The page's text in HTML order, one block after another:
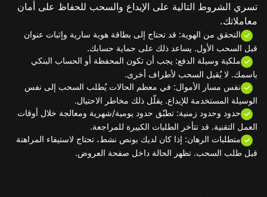
تسري الشروط التالية على الإيداع والسحب للحفاظ على أمان
معاملاتك.
التحقق من الهوية: قد تحتاج إلى بطاقة هوية سارية وإثبات عنوان
قبل السحب الأول. يساعد ذلك على حماية حسابك.
ملكية وسيلة الدفع: يجب أن تكون المحفظة أو الحساب البنكي
باسمك. لا يُقبل السحب لأطراف أخرى.
نفس مسار الأموال: في معظم الحالات يُطلب السحب إلى نفس
الوسيلة المستخدمة للإيداع. يقلّل ذلك مخاطر الاحتيال.
حدود وحدود زمنية: تطبّق حدود يومية/شهرية ومعالجة خلال أوقات
العمل التقنية. قد تتأخر الطلبات الكبيرة للمراجعة.
متطلبات الرهان: إذا كان لديك بونص نشط، تحتاج لاستيفاء المراهنة
قبل طلب السحب. تظهر الحالة داخل صفحة العروض.